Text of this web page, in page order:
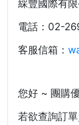
綵豐國際有
電話：02-
客服信箱：
您好 ~ 團購
若欲查詢訂